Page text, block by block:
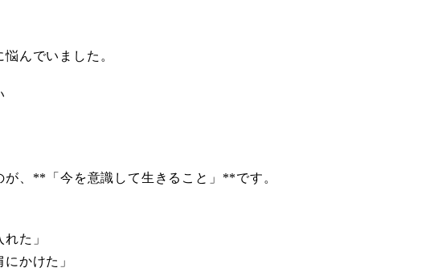
んでいました。
、**「今を意識して生きること」**です。
た」
かけた」